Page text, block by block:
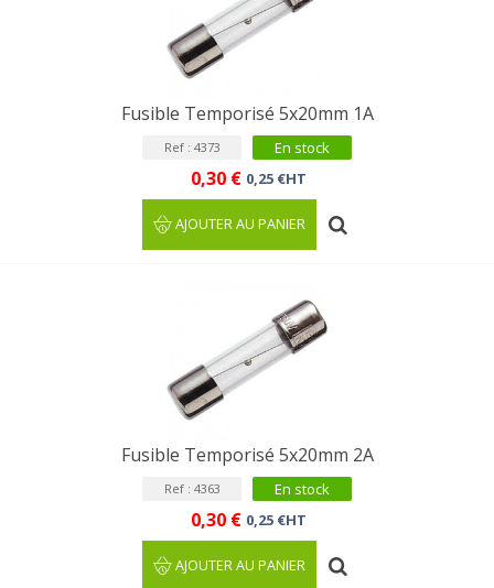
Fusible Temporisé 5x20mm 1A
Ref : 4373 En stock
0,30 € 0,25 €HT
AJOUTER AU PANIER
Fusible Temporisé 5x20mm 2A
Ref : 4363 En stock
0,30 € 0,25 €HT
AJOUTER AU PANIER